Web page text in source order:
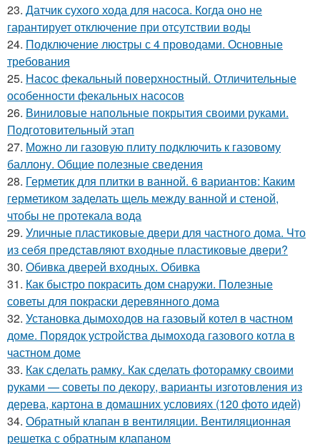
23. Датчик сухого хода для насоса. Когда оно не
гарантирует отключение при отсутствии воды
24. Подключение люстры с 4 проводами. Основные
требования
25. Насос фекальный поверхностный. Отличительные
особенности фекальных насосов
26. Виниловые напольные покрытия своими руками.
Подготовительный этап
27. Можно ли газовую плиту подключить к газовому
баллону. Общие полезные сведения
28. Герметик для плитки в ванной. 6 вариантов: Каким
герметиком заделать щель между ванной и стеной,
чтобы не протекала вода
29. Уличные пластиковые двери для частного дома. Что
из себя представляют входные пластиковые двери?
30. Обивка дверей входных. Обивка
31. Как быстро покрасить дом снаружи. Полезные
советы для покраски деревянного дома
32. Установка дымоходов на газовый котел в частном
доме. Порядок устройства дымохода газового котла в
частном доме
33. Как сделать рамку. Как сделать фоторамку своими
руками — советы по декору, варианты изготовления из
дерева, картона в домашних условиях (120 фото идей)
34. Обратный клапан в вентиляции. Вентиляционная
решетка с обратным клапаном